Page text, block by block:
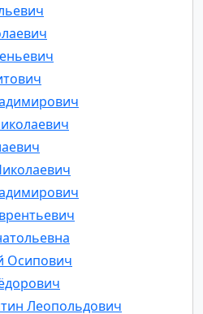
Осипович
Леопольдович